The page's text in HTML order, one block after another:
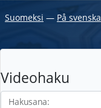
Suomeksi ― På svenska
Videohaku
Hakusana: